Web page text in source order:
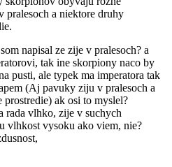
a niektore druhy
napisal ze zije v pralesoch? a
tak ine skorpiony naco by
pusti, ale typek ma imperatora tak
(Aj pavuky ziju v pralesoch a
ak osi to myslel?
rada vlhko, zije v suchych
vlhkost vysoku ako viem, nie?